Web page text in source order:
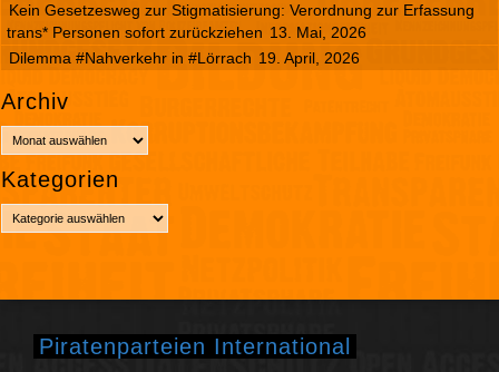
Kein Gesetzesweg zur Stigmatisierung: Verordnung zur Erfassung
trans* Personen sofort zurückziehen 13. Mai, 2026
Dilemma #Nahverkehr in #Lörrach 19. April, 2026
Archiv
r
c
Kategorien
a
g
Piratenparteien International